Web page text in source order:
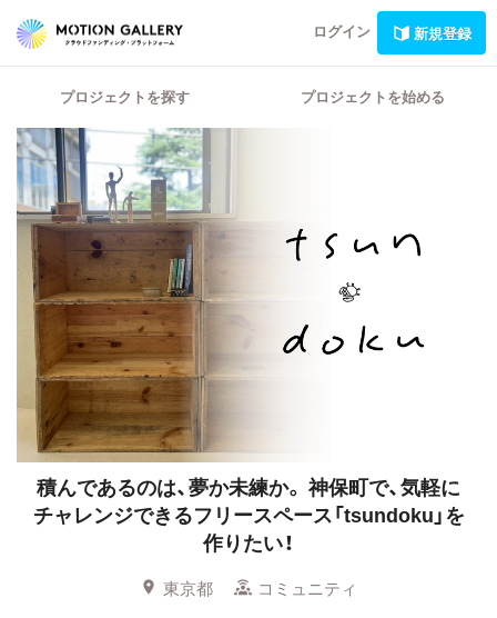
ログイン 新規登録
プロジェクトを探す プロジェクトを始める
積んであるのは、夢か未練か。 神保町で、気軽に
チャレンジできるフリースペース「tsundoku」を
作りたい！
東京都
コミュニティ